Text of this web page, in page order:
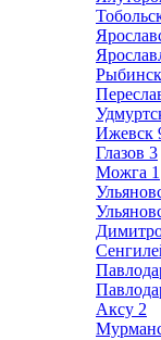
Рыбинск
Ижевск
Глазов 3
Можга 1
Аксу 2